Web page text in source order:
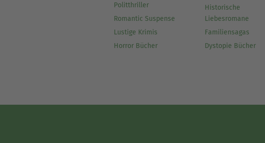
Politthriller
Romantic Suspense
Lustige Krimis
Horror Bücher
Historische
Liebesromane
Familiensagas
Dystopie Bücher